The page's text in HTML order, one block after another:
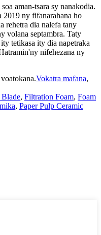
aman-tsara sy nanakodia.
2019 ny fifanarahana ho
rehetra dia nalefa tany
volana septambra. Taty
tetikasa ity dia napetraka
nifehezana ny
Vokatra mafana,
, Filtration Foam, Foam
, Paper Pulp Ceramic